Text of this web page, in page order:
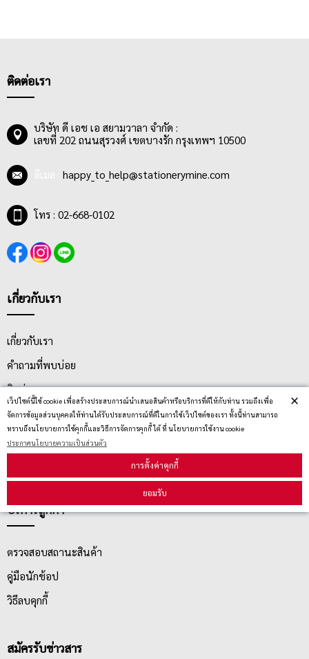
เว็ปไซต์นี้ใช้ cookie เพื่อสร้างประสบการณ์นำเสนอสินค้าหรือบริการที่ดีให้กับท่าน รวมถึงเพื่อ
จัดการข้อมูลส่วนบุคคลให้ท่านได้รับประสบการณ์ที่ดีในการใช้เว็ปไซต์ของเรา ทั้งนี้ท่านสามารถ
ทราบถึงนโยบายการใช้คุกกี้และวิธีการจัดการคุกกี้ ได้ ที่ นโยบายการใช้งาน cookie
ประกาศนโยบายความเป็นส่วนตัว
การตั้งค่าคุกกี้
ยอมรับ
×
400 ไมครอน และบางยี่ห้อมีคุณสมบัติพิเศษ คือ Copy Zafe
แฟ้มกระดุมและแฟ้มตาไก่ที่เป็นที่นิยมของนักเรียน นักศึกษา และคน
วัยทำงาน จะมีทั้งแบบสีใส, แบบสีทึบ และแบบพิมพ์ลาย และมีขนาด
ติดต่อเรา
บริษัท ดี เอช เอ สยามวาลา จำกัด :
เลขที่ 202 ถนนสุรวงศ์ เขตบางรัก กรุงเทพฯ 10500
happy_to_help@stationerymine.com
โทร : 02-668-0102
เกี่ยวกับเรา
เกี่ยวกับเรา
คำถามที่พบบ่อย
ติดต่อเรา
ประกาศนโยบายความเป็นส่วนตัว
นโยบายการจัดส่ง
นโยบายการเปลี่ยน/คืน สินค้า
บริการลูกค้า
ตรวจสอบสถานะสินค้า
คู่มือนักช้อป
วิธีลบคุกกี้
สมัครรับข่าวสาร